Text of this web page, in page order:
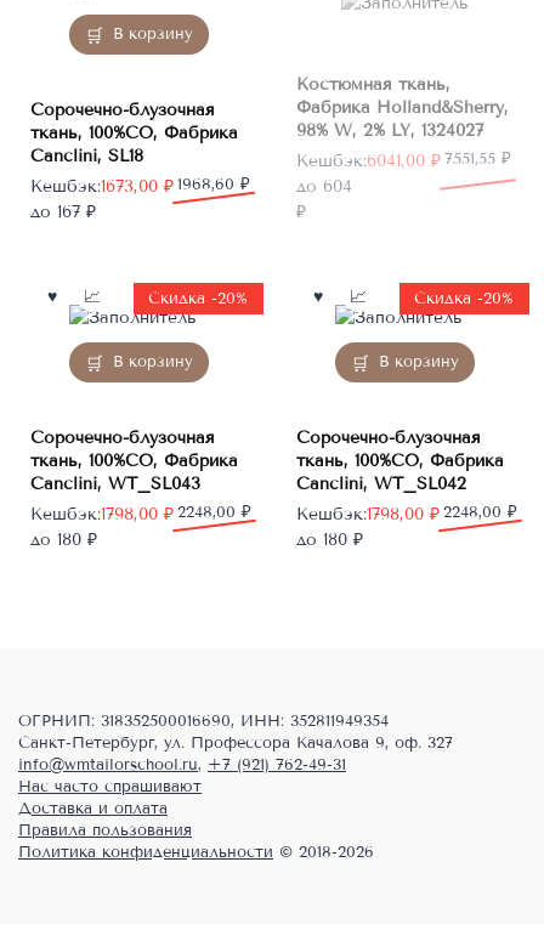
В корзину
Сорочечно-блузочная
ткань, 100%CO, Фабрика
Canclini, SL18
1968,60 ₽
Первоначальная
цена
1673,00 ₽
Текущая
цена:
Кешбэк:
до 167 ₽
Костюмная ткань,
Фабрика Holland&Sherry,
98% W, 2% LY, 1324027
7551,55 ₽
Первоначальная
цена
составляла
6041,00 ₽
Текущая
цена:
6041,00 ₽.
Кешбэк:
до 604
₽
В корзину
Скидка -20%
Сорочечно-блузочная
ткань, 100%CO, Фабрика
Canclini, WT_SL043
2248,00 ₽
Первоначальная
цена
1798,00 ₽
Текущая
цена:
Кешбэк:
до 180 ₽
В корзину
Скидка -20%
Сорочечно-блузочная
ткань, 100%CO, Фабрика
Canclini, WT_SL042
2248,00 ₽
Первоначальная
цена
1798,00 ₽
Текущая
цена:
Кешбэк:
до 180 ₽
ОГРНИП: 318352500016690, ИНН: 352811949354
Санкт-Петербург, ул. Профессора Качалова 9, оф. 327
info@wmtailorschool.ru, +7 (921) 762-49-31
Нас часто спрашивают
Доставка и оплата
Правила пользования
Политика конфиденциальности © 2018-2026